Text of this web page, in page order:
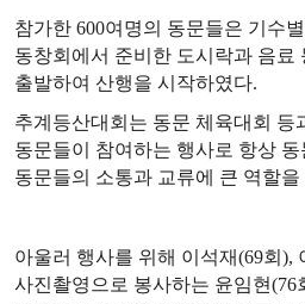
참가한 600여명의 동문들은 기수
동창회에서 준비한 도시락과 음료
출발하여 산행을 시작하였다.
추계등산대회는 동문 체육대회 등
동문들이 참여하는 행사로 항상
동문들의 소통과 교류에 큰 역할
아울러 행사를 위해 이석재(69회 ),
사진촬영으로 봉사하는 윤임현(76